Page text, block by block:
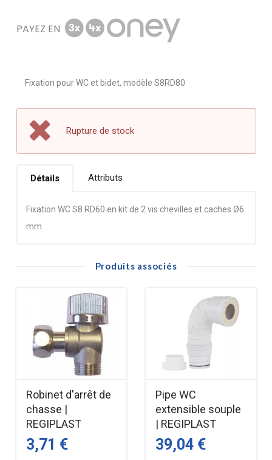
PAYEZ EN
Fixation pour WC et bidet, modèle S8RD80
Rupture de stock
Détails Attributs
Fixation WC S8 RD60 en kit de 2 vis chevilles et caches Ø6
mm
Produits associés
Robinet d'arrêt de
chasse |
REGIPLAST
3,71 €
Pipe WC
extensible souple
| REGIPLAST
39,04 €